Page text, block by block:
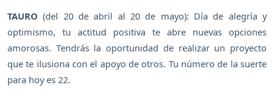
TAURO (del 20 de abril al 20 de mayo): Día de alegría y
optimismo, tu actitud positiva te abre nuevas opciones
amorosas. Tendrás la oportunidad de realizar un proyecto
que te ilusiona con el apoyo de otros. Tu número de la suerte
para hoy es 22.